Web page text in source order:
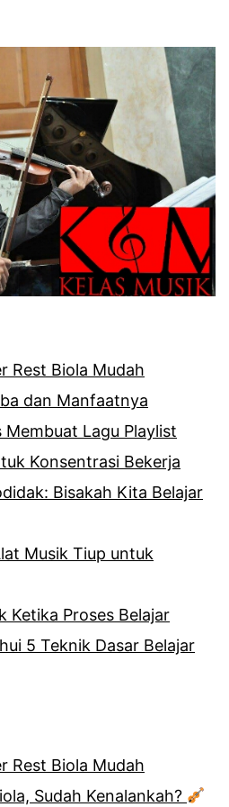
Rest Biola Mudah
dan Manfaatnya
Lagu Playlist
Konsentrasi Bekerja
Bisakah Kita Belajar
Musik Tiup untuk
Ketika Proses Belajar
5 Teknik Dasar Belajar
Rest Biola Mudah
Sudah Kenalankah?